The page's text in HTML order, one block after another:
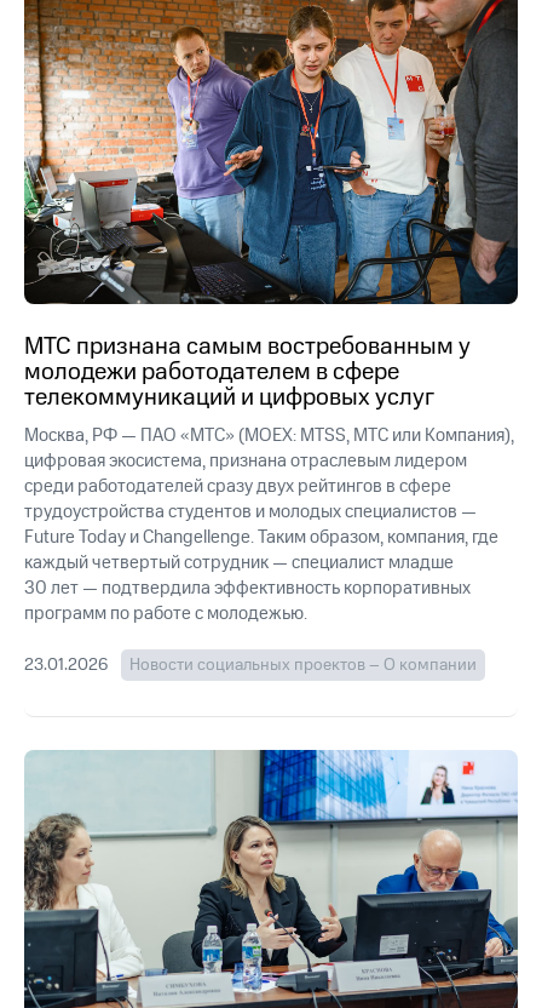
МТС признана самым востребованным у
молодежи работодателем в сфере
телекоммуникаций и цифровых услуг
Москва, РФ — ПАО «МТС» (MOEX: MTSS, МТС или Компания),
цифровая экосистема, признана отраслевым лидером
среди работодателей сразу двух рейтингов в сфере
трудоустройства студентов и молодых специалистов —
Future Today и Changellenge. Таким образом, компания, где
каждый четвертый сотрудник — специалист младше
30 лет — подтвердила эффективность корпоративных
программ по работе с молодежью.
23.01.2026 Новости социальных проектов – О компании